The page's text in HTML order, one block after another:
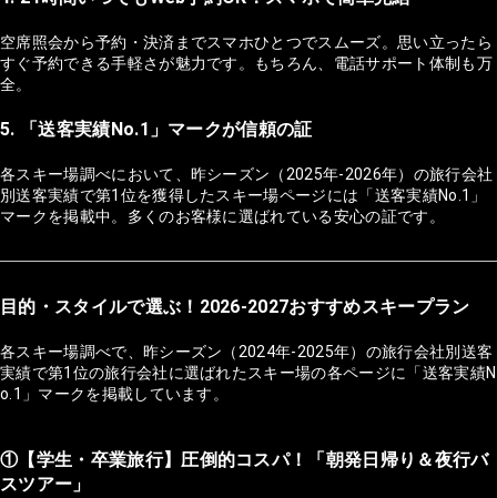
空席照会から予約・決済までスマホひとつでスムーズ。思い立ったら
すぐ予約できる手軽さが魅力です。もちろん、電話サポート体制も万
全。
5. 「送客実績No.1」マークが信頼の証
各スキー場調べにおいて、昨シーズン（2025年-2026年）の旅行会社
別送客実績で第1位を獲得したスキー場ページには「送客実績No.1」
マークを掲載中。多くのお客様に選ばれている安心の証です。
目的・スタイルで選ぶ！2026-2027おすすめスキープラン
各スキー場調べで、昨シーズン（2024年-2025年）の旅行会社別送客
実績で第1位の旅行会社に選ばれたスキー場の各ページに「送客実績N
o.1」マークを掲載しています。
①【学生・卒業旅行】圧倒的コスパ！「朝発日帰り＆夜行バ
スツアー」